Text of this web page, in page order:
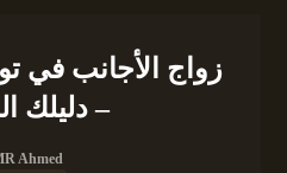
زواج الأجانب في
– دليلك
Ahmed